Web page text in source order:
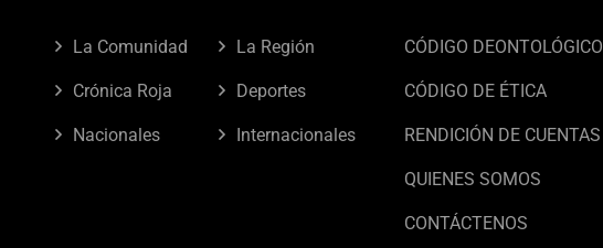
La Comunidad La Región
Crónica Roja Deportes
Nacionales Internacionales
CÓDIGO DEONTOLÓGICO
CÓDIGO DE ÉTICA
RENDICIÓN DE CUENTAS
QUIENES SOMOS
CONTÁCTENOS